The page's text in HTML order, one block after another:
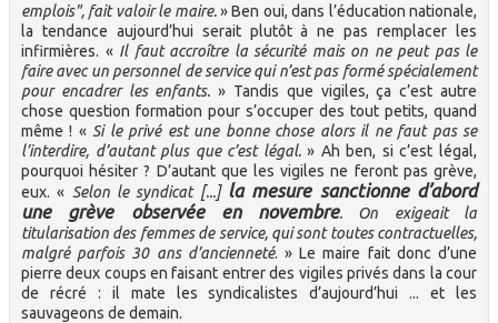
emplois", fait valoir le maire.» Ben oui, dans l’éducation nationale,
la tendance aujourd’hui serait plutôt à ne pas remplacer les
infirmières. « Il faut accroître la sécurité mais on ne peut pas le
faire avec un personnel de service qui n’est pas formé spécialement
pour encadrer les enfants. » Tandis que vigiles, ça c’est autre
chose question formation pour s’occuper des tout petits, quand
même ! « Si le privé est une bonne chose alors il ne faut pas se
l’interdire, d’autant plus que c’est légal.» Ah ben, si c’est légal,
pourquoi hésiter ? D’autant que les vigiles ne feront pas grève,
eux. « Selon le syndicat [...] la mesure sanctionne d’abord
une grève observée en novembre. On exigeait la
titularisation des femmes de service, qui sont toutes contractuelles,
malgré parfois 30 ans d’ancienneté. » Le maire fait donc d’une
pierre deux coups en faisant entrer des vigiles privés dans la cour
de récré : il mate les syndicalistes d’aujourd’hui ... et les
sauvageons de demain.